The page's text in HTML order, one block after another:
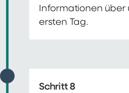
Informationen über
ersten Tag.
Schritt 8